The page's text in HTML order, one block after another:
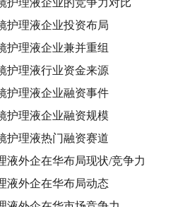
护理液企业投资布局
护理液企业兼并重组
护理液行业资金来源
护理液企业融资事件
护理液企业融资规模
护理液热门融资赛道
液外企在华布局现状/竞争力
液外企在华布局动态